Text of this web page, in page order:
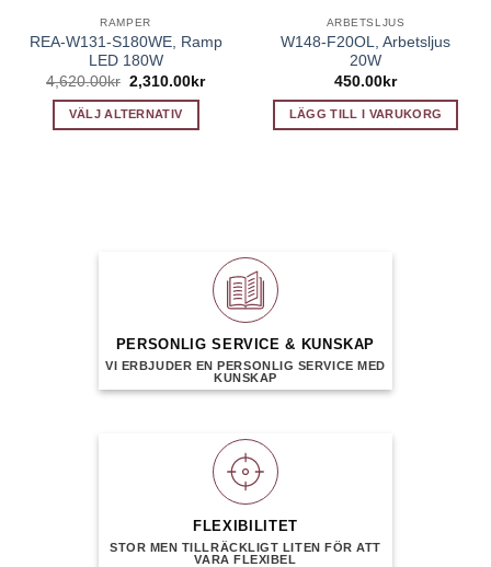
RAMPER
REA-W131-S180WE, Ramp
LED 180W
4,620.00kr Det
ursprungliga
priset
var:
2,310.00krDet
VÄLJ ALTERNATIV
kan
väljas
på
ARBETSLJUS
W148-F20OL, Arbetsljus
20W
450.00kr
LÄGG TILL I VARUKORG
PERSONLIG SERVICE & KUNSKAP
VI ERBJUDER EN PERSONLIG SERVICE MED
KUNSKAP
FLEXIBILITET
STOR MEN TILLRÄCKLIGT LITEN FÖR ATT
VARA FLEXIBEL